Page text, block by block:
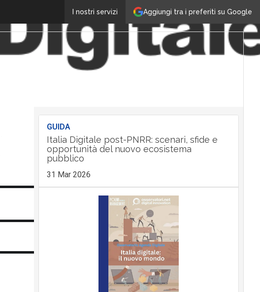
Aggiungi tra i preferiti su Google
I nostri servizi
GUIDA
Italia Digitale post-PNRR: scenari, sfide e
opportunità del nuovo ecosistema
pubblico
31 Mar 2026